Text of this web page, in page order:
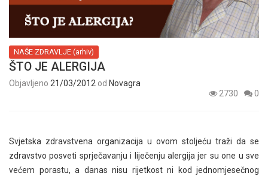
NAŠE ZDRAVLJE (arhiv)
ŠTO JE ALERGIJA
Objavljeno 21/03/2012 od Novagra
2730
0
Svjetska zdravstvena organizacija u ovom stoljeću traži da se
zdravstvo posveti sprječavanju i liječenju alergija jer su one u sve
većem porastu, a danas nisu rijetkost ni kod jednomjesečnog